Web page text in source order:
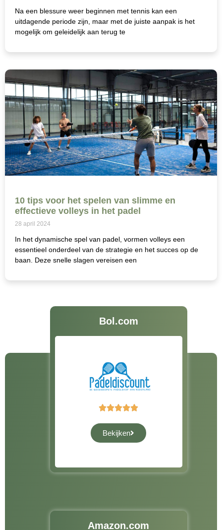
Na een blessure weer beginnen met tennis kan een
uitdagende periode zijn, maar met de juiste aanpak is het
mogelijk om geleidelijk aan terug te
10 tips voor het spelen van slimme en
effectieve volleys in het padel
28 april 2024
In het dynamische spel van padel, vormen volleys een
essentieel onderdeel van de strategie en het succes op de
baan. Deze snelle slagen vereisen een
Bol.com

Bekijken
Amazon.com